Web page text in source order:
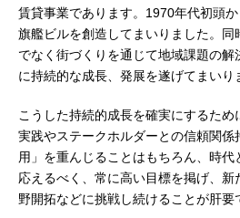
賃貸事業であります。1970年代初頭
旗艦ビルを創造してまいりました。同
でなく街づくりを通じて地域課題の
に持続的な成長、発展を遂げてまいり
こうした持続的成長を確実にするた
実践やステークホルダーとの信頼関
用」を重んじることはもちろん、時
応えるべく、常に高い目標を掲げ、
野開拓などに挑戦し続けることが肝要